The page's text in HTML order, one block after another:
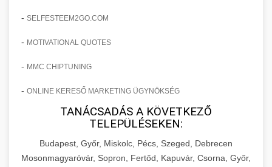
- SELFESTEEM2GO.COM
- MOTIVATIONAL QUOTES
- MMC CHIPTUNING
- ONLINE KERESŐ MARKETING ÜGYNÖKSÉG
TANÁCSADÁS A KÖVETKEZŐ
TELEPÜLÉSEKEN:
Budapest, Győr, Miskolc, Pécs, Szeged, Debrecen
Mosonmagyaróvár, Sopron, Fertőd, Kapuvár, Csorna, Győr,